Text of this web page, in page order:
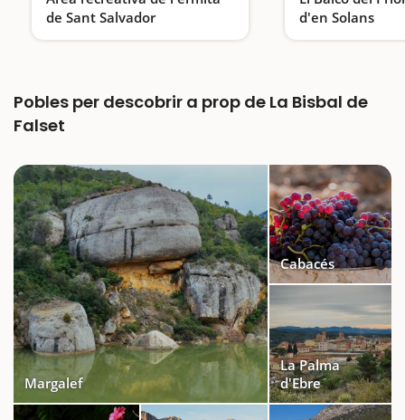
de Sant Salvador
Pícnic amb vistes al Montsant
d'en Solans
Mitja comarca a
Pobles per descobrir a prop de La Bisbal de
Falset
Margalef
Cabacés
La Palma
d'Ebre